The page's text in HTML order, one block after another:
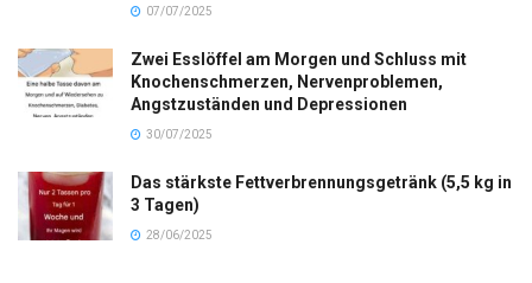
07/07/2025
Zwei Esslöffel am Morgen und Schluss mit
Knochenschmerzen, Nervenproblemen,
Angstzuständen und Depressionen
30/07/2025
Das stärkste Fettverbrennungsgetränk (5,5 kg in
3 Tagen)
28/06/2025